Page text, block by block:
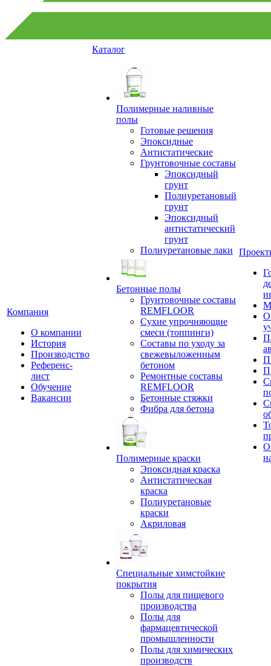
Компания
О компании
История
Производство
Референс-
лист
Обучение
Вакансии
Каталог
Полимерные наливные
полы
Готовые решения
Эпоксидные
Антистатические
Грунтовочные составы
Эпоксидный
грунт
Полиуретановый
грунт
Эпоксидный
антистатический
грунт
Полиуретановые лаки
Бетонные полы
Грунтовочные составы
REMFLOOR
Сухие упрочняющие
смеси (топпинги)
Составы по уходу за
свежевыложенным
бетоном
Ремонтные составы
REMFLOOR
Бетонные стяжки
Фибра для бетона
Полимерные краски
Эпоксидная краска
Антистатическая
краска
Полиуретановые
краски
Акриловая
Специальные химстойкие
покрытия
Полы для пищевого
производства
Полы для
фармацевтической
промышленности
Полы для химических
производств